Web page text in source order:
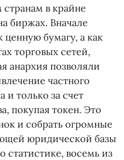
в крайне
биржах. Вначале
бумагу, а как
торговых сетей,
анархия позволяли
частного
и только за счет
покупая токен. Это
и собрать огромные
юридической базы
статистике, восемь из